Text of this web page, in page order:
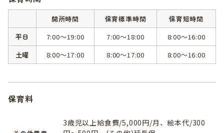
開所時間 保育標準時間
保育短時間
平日
7:00～19:00 7:00～18:00
8:00～16:00
土曜
8:00～17:00 8:00～17:00 8:00～16:00
保育料
3歳児以上給食費/5,000円/月、絵本代/300